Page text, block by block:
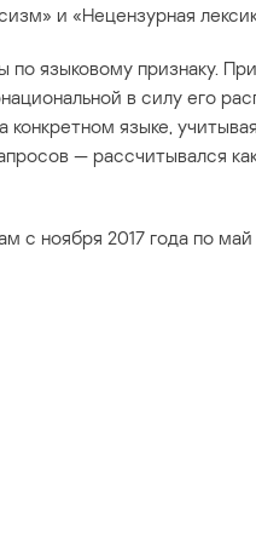
и «Нецензурная
языковому признаку.
в силу его
языке,
— рассчитывался
с ноября 2017 года по